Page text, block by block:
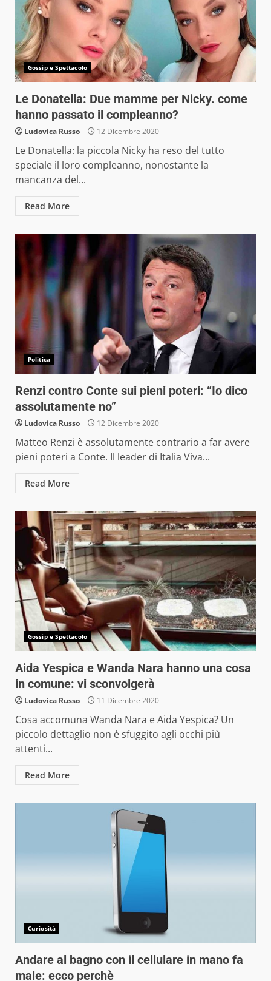
Gossip e Spettacolo
Le Donatella: Due mamme per Nicky. come
hanno passato il compleanno?
Ludovica Russo 12 Dicembre 2020
Le Donatella: la piccola Nicky ha reso del tutto
speciale il loro compleanno, nonostante la
mancanza del...
Read More
Politica
Renzi contro Conte sui pieni poteri: “Io dico
assolutamente no”
Ludovica Russo 12 Dicembre 2020
Matteo Renzi è assolutamente contrario a far avere
pieni poteri a Conte. Il leader di Italia Viva...
Read More
Gossip e Spettacolo
Aida Yespica e Wanda Nara hanno una cosa
in comune: vi sconvolgerà
Ludovica Russo 11 Dicembre 2020
Cosa accomuna Wanda Nara e Aida Yespica? Un
piccolo dettaglio non è sfuggito agli occhi più
attenti...
Read More
Curiosità
Andare al bagno con il cellulare in mano fa
male: ecco perchè